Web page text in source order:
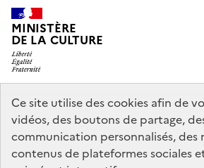
Ce site utilise des cookies afin de
vidéos, des boutons de partage,
communication personnalisés, des
contenus de plateformes sociales
MINISTÈRE
DE LA CULTURE
legifrance.gouv.fr
info.gouv.fr
service-public.gouv.fr
data.gouv.fr